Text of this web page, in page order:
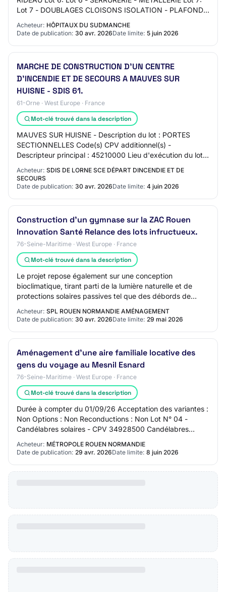
Lot 7 - DOUBLAGES CLOISONS ISOLATION - PLAFONDS
SUSPENDUS - MENUISERIES INTERIEURES Lot 8: Lot 8 -
RE…
Acheteur: HÔPITAUX DU SUDMANCHE
Date de publication: 30 avr. 2026Date limite: 5 juin 2026
MARCHE DE CONSTRUCTION D'UN CENTRE
D'INCENDIE ET DE SECOURS A MAUVES SUR
HUISNE - SDIS 61.
61-Orne · West Europe · France
Mot-clé trouvé dans la description
MAUVES SUR HUISNE - Description du lot : PORTES
SECTIONNELLES Code(s) CPV additionnel(s) -
Descripteur principal : 45210000 Lieu d'exécution du lot :
Saint Gilles, 61400 MAUVES SUR HUISNE - Descripti…
Acheteur: SDIS DE LORNE SCE DÉPART DINCENDIE ET DE
SECOURS
Date de publication: 30 avr. 2026Date limite: 4 juin 2026
Construction d'un gymnase sur la ZAC Rouen
Innovation Santé Relance des lots infructueux.
76-Seine-Maritime · West Europe · France
Mot-clé trouvé dans la description
Le projet repose également sur une conception
bioclimatique, tirant parti de la lumière naturelle et de
protections solaires passives tel que des débords de
Acheteur: SPL ROUEN NORMANDIE AMÉNAGEMENT
Date de publication: 30 avr. 2026Date limite: 29 mai 2026
Aménagement d'une aire familiale locative des
gens du voyage au Mesnil Esnard
76-Seine-Maritime · West Europe · France
Mot-clé trouvé dans la description
Durée à compter du 01/09/26 Acceptation des variantes :
Non Options : Non Reconductions : Non Lot N° 04 -
Candélabres solaires - CPV 34928500 Candélabres
solaires Coût estimé hors TVA : 34 050,00 eur…
Acheteur: MÉTROPOLE ROUEN NORMANDIE
Date de publication: 29 avr. 2026Date limite: 8 juin 2026